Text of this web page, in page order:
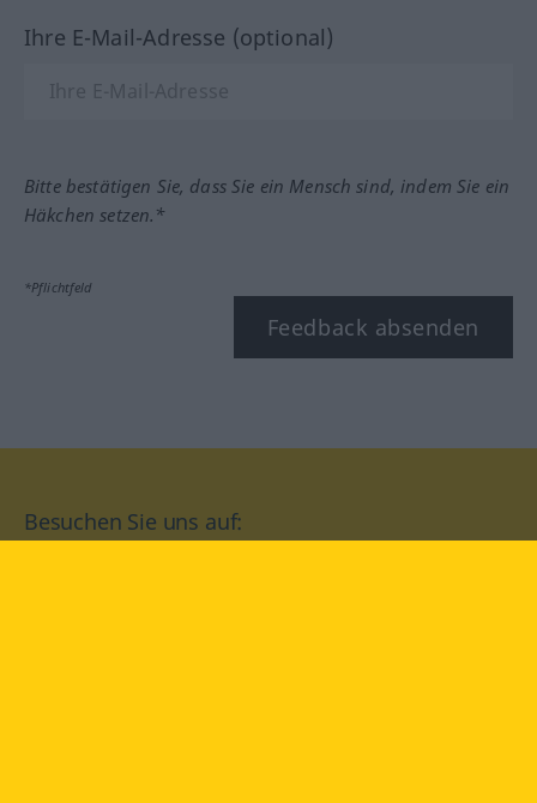
Ihre E-Mail-Adresse (optional)
Bitte bestätigen Sie, dass Sie ein Mensch sind, indem Sie ein
Häkchen setzen.*
*Pflichtfeld
Feedback absenden
Besuchen Sie uns auf: